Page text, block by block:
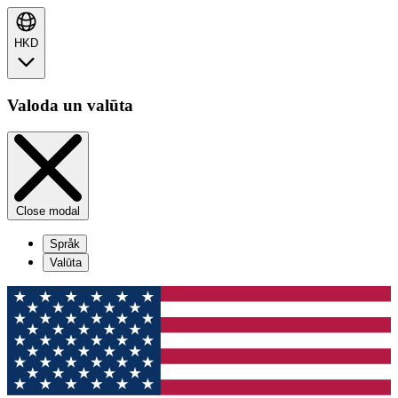
HKD
Valoda un valūta
Close modal
Språk
Valūta